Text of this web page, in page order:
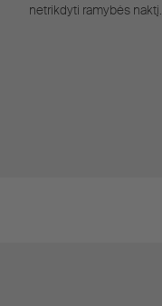
netrikdyti ramybės naktį.